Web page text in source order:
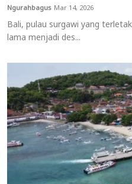
Ngurahbagus Mar 14, 2026
Bali, pulau surgawi yang
lama menjadi des...